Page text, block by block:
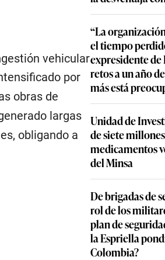
vehicular
por
obras de
largas
obligando a
“La
el tiempo
expresidente de
retos a un año
más está
Unidad de
de siete
medicamentos
del Minsa
De brigadas de
rol de los
plan de
la Espriella
Colombia?